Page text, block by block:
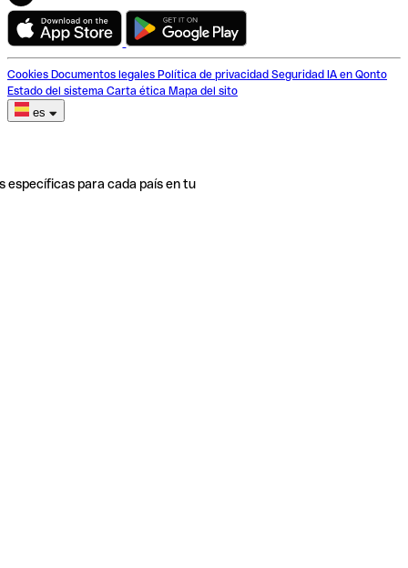
Cookies Documentos legales Política de privacidad Seguridad IA en Qonto
Estado del sistema Carta ética Mapa del sito
es
específicas para cada país en tu